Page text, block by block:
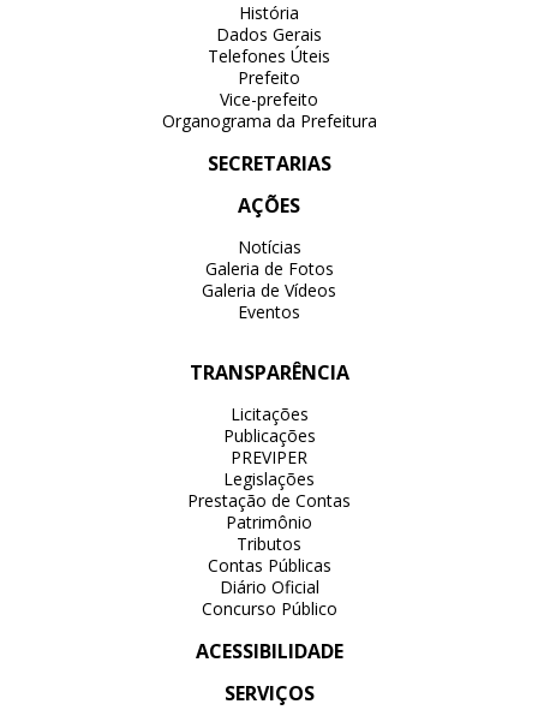
História
Dados Gerais
Telefones Úteis
Prefeito
Vice-prefeito
Organograma da Prefeitura
SECRETARIAS
AÇÕES
Notícias
Galeria de Fotos
Galeria de Vídeos
Eventos
TRANSPARÊNCIA
Licitações
Publicações
PREVIPER
Legislações
Prestação de Contas
Patrimônio
Tributos
Contas Públicas
Diário Oficial
Concurso Público
ACESSIBILIDADE
SERVIÇOS